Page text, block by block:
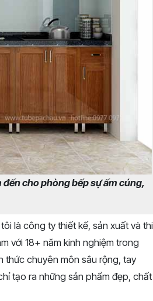
cho phòng bếp sự ấm cúng,
là công ty thiết kế, sản xuất và thi
với 18+ năm kinh nghiệm trong
thức chuyên môn sâu rộng, tay
tạo ra những sản phẩm đẹp, chất